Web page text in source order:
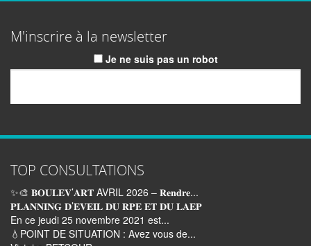
M'inscrire à la newsletter
Je ne suis pas un robot
TOP CONSULTATIONS
✨🎨 𝐁𝐎𝐔𝐋𝐄𝐕’𝐀𝐑𝐓 AVRIL 2026 – 𝐑𝐞𝐧𝐝𝐫𝐞...
𝐏𝐋𝐀𝐍𝐍𝐈𝐍𝐆 𝐃’𝐄𝐕𝐄𝐈𝐋 𝐃𝐔 𝐑𝐏𝐄 𝐄𝐓 𝐃𝐔 𝐋𝐀𝐄𝐏
En ce jeudi 25 novembre 2021 est...
💧POINT DE SITUATION : Avez vous de...